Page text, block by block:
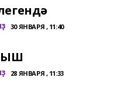
30 ЯНВАРЯ , 11:40
28 ЯНВАРЯ , 11:33